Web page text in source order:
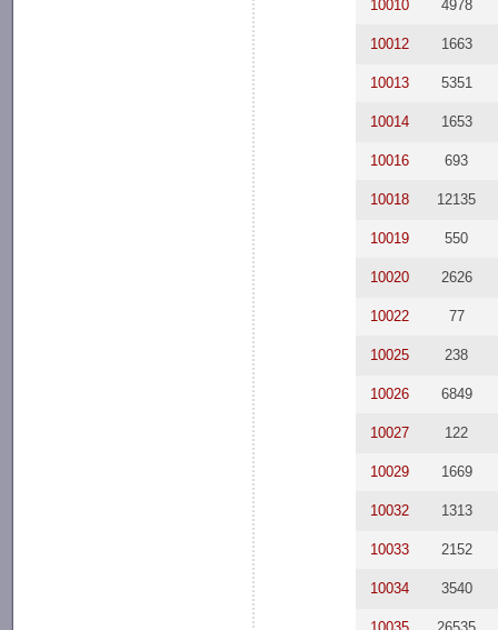
10010 4978
10012 1663
10013 5351
10014 1653
10016 693
10018 12135
10019 550
10020 2626
10022 77
10025 238
10026 6849
10027 122
10029 1669
10032 1313
10033 2152
10034 3540